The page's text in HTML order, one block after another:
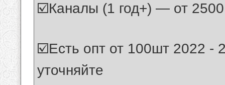
☑️Каналы (1 год+) — от 2500
☑️Есть опт от 100шт 2022 -
уточняйте